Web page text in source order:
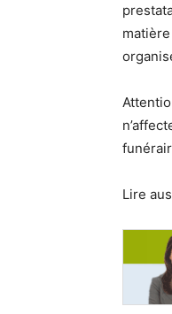
Lire